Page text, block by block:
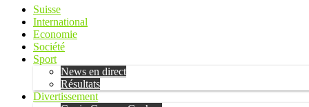
Suisse
International
Economie
Société
Sport
News en direct
Résultats
Divertissement